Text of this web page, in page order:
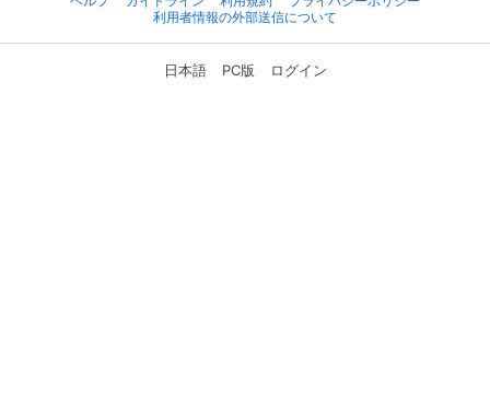
利用者情報の外部送信について
日本語 PC版 ログイン